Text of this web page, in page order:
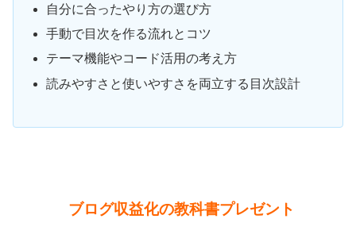
自分に合ったやり方の選び方
手動で目次を作る流れとコツ
テーマ機能やコード活用の考え方
読みやすさと使いやすさを両立する目次設計
ブログ収益化の教科書プレゼント